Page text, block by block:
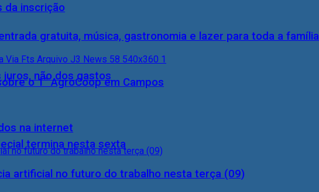
da inscrição
não dos gastos
termina nesta sexta
gratuita, música, gastronomia e lazer para toda a família
o 1° AgroCoop em Campos
na internet
artificial no futuro do trabalho nesta terça (09)